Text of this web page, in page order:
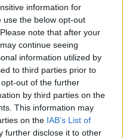
information for
use the below opt-out
note that after your
continue seeing
information utilized by
to third parties prior to
out of the further
by third parties on the
This information may
on the IAB’s List of
further disclose it to other